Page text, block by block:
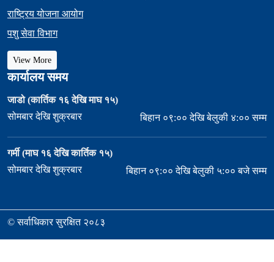
राष्ट्रिय योजना आयोग
पशु सेवा विभाग
View More
कार्यालय समय
जाडो (कार्तिक १६ देखि माघ १५)
सोमबार देखि शुक्रबार
बिहान ०९:०० देखि बेलुकी ४:०० सम्म
गर्मी (माघ १६ देखि कार्तिक १५)
सोमबार देखि शुक्रबार
बिहान ०९:०० देखि बेलुकी ५:०० बजे सम्म
© सर्वाधिकार सुरक्षित २०८३